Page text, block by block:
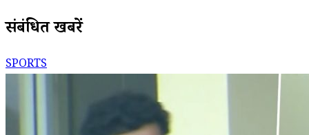
संबंधित खबरें
SPORTS